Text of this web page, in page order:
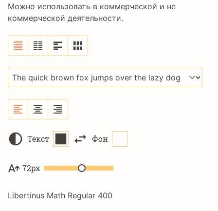
Можно использовать в коммерческой и не
коммерческой деятельности.
Текст Фон
72px
Libertinus Math Regular 400